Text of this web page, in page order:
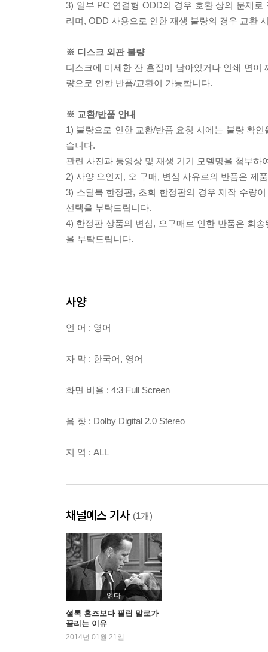
3) 일부 PC 연결형 ODD의 경우 호환 상의 문제
리며, ODD 사용으로 인한 재생 불량의 경우 교환
※ 디스크 외관 불량
디스크에 미세한 잔 흠집이 남아있거나 인쇄 면
량으로 인한 반품/교환이 가능합니다.
※ 교환/반품 안내
1) 불량으로 인한 교환/반품 요청 시에는 불량 확
습니다.
관련 사진과 동영상 및 재생 기기 모델명을 첨부하
2) 사양 오인지, 오 구매, 변심 사유로의 반품은 제
3) 스틸북 한정판, 초회 한정판의 경우 제작 수량
선택을 부탁드립니다.
4) 한정판 상품의 변심, 오구매로 인한 반품은 회
을 부탁드립니다.
사양
언 어 : 영어
자 막 : 한국어, 영어
화면 비율 : 4:3 Full Screen
음 향 : Dolby Digital 2.0 Stereo
지 역 : ALL
채널예스 기사 (1개)
읽다
셜록 홈즈보다 필립 말로가
끌리는 이유
2014년 01월 21일